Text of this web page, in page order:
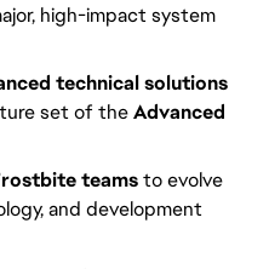
high-impact system
technical solutions
set of theAdvanced
teamsto evolve
and development